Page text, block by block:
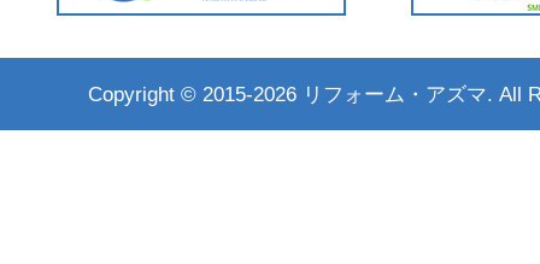
Copyright © 2015-2026 リフォーム・アズマ. All